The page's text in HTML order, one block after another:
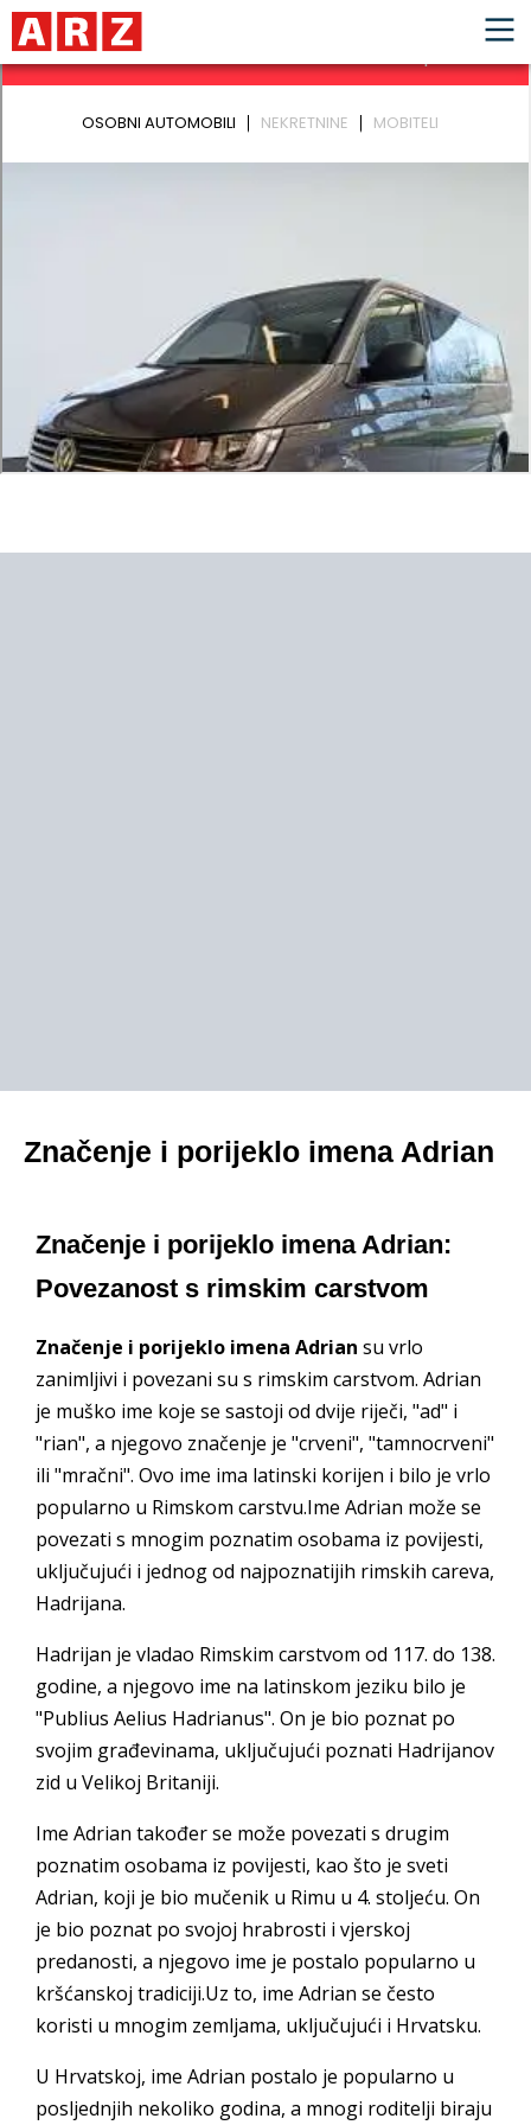
Značenje i porijeklo imena Adrian
Značenje i porijeklo imena Adrian:
Povezanost s rimskim carstvom
Značenje i porijeklo imena Adrian su vrlo
zanimljivi i povezani su s rimskim carstvom. Adrian
je muško ime koje se sastoji od dvije riječi, "ad" i
"rian", a njegovo značenje je "crveni", "tamnocrveni"
ili "mračni". Ovo ime ima latinski korijen i bilo je vrlo
popularno u Rimskom carstvu.Ime Adrian može se
povezati s mnogim poznatim osobama iz povijesti,
uključujući i jednog od najpoznatijih rimskih careva,
Hadrijana.
Hadrijan je vladao Rimskim carstvom od 117. do 138.
godine, a njegovo ime na latinskom jeziku bilo je
"Publius Aelius Hadrianus". On je bio poznat po
svojim građevinama, uključujući poznati Hadrijanov
zid u Velikoj Britaniji.
Ime Adrian također se može povezati s drugim
poznatim osobama iz povijesti, kao što je sveti
Adrian, koji je bio mučenik u Rimu u 4. stoljeću. On
je bio poznat po svojoj hrabrosti i vjerskoj
predanosti, a njegovo ime je postalo popularno u
kršćanskoj tradiciji.Uz to, ime Adrian se često
koristi u mnogim zemljama, uključujući i Hrvatsku.
U Hrvatskoj, ime Adrian postalo je popularno u
posljednjih nekoliko godina, a mnogi roditelji biraju